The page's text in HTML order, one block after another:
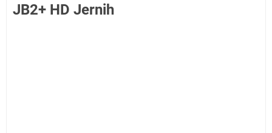
JB2+ HD Jernih